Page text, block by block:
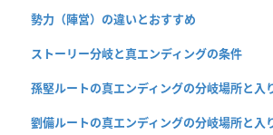
勢力（陣営）の違いとおすすめ
ストーリー分岐と真エンディングの条件
孫堅ルートの真エンディングの分岐場所と入
劉備ルートの真エンディングの分岐場所と入